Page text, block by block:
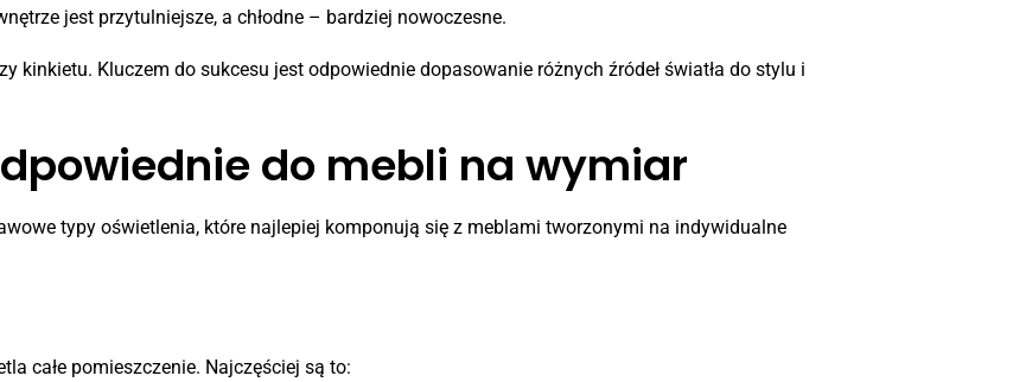
jest przytulniejsze, a chłodne – bardziej nowoczesne.
kinkietu. Kluczem do sukcesu jest odpowiednie dopasowanie różnych źródeł światła do stylu i
do mebli na wymiar
typy oświetlenia, które najlepiej komponują się z meblami tworzonymi na indywidualne
całe pomieszczenie. Najczęściej są to: